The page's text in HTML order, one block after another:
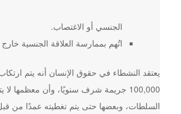
الجنسي أو الاغتصاب.
اتُهم بممارسة العلاقة الجنسية خارج
يعتقد النشطاء في حقوق الإنسان أنه يتم
100,000 جريمة شرف سنويًا، وأن معظمها لا
السلطات، وبعضها حتى يتم تغطيته عمدًا من